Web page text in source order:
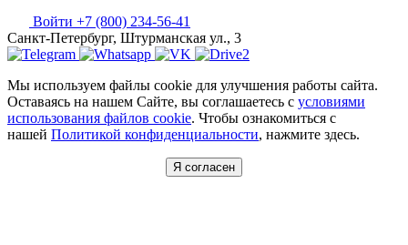
Войти +7 (800) 234-56-41
Санкт-Петербург, Штурманская ул., 3
Мы используем файлы cookie для улучшения работы сайта.
Оставаясь на нашем Сайте, вы соглашаетесь с условиями
использования файлов cookie. Чтобы ознакомиться с
нашей Политикой конфиденциальности, нажмите здесь.
Я согласен